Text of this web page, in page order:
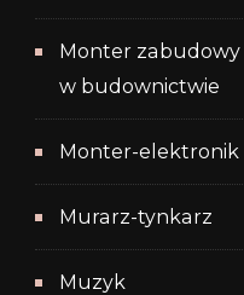
Monter
w budownictwie
Monter-elektronik
Murarz-tynkarz
Muzyk